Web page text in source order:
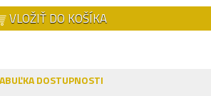
VLOŽIŤ DO KOŠÍKA
DOSTUPNOSTI